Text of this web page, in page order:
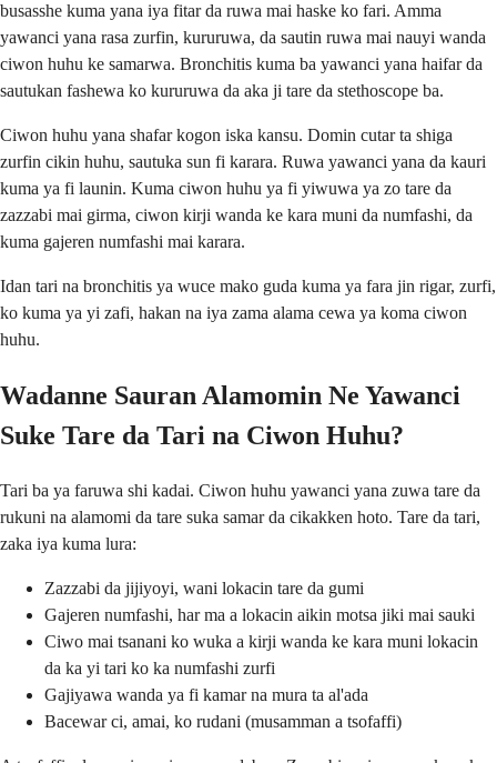
busasshe kuma yana iya fitar da ruwa mai haske ko fari. Amma
yawanci yana rasa zurfin, kururuwa, da sautin ruwa mai nauyi wanda
ciwon huhu ke samarwa. Bronchitis kuma ba yawanci yana haifar da
sautukan fashewa ko kururuwa da aka ji tare da stethoscope ba.
Ciwon huhu yana shafar kogon iska kansu. Domin cutar ta shiga
zurfin cikin huhu, sautuka sun fi karara. Ruwa yawanci yana da kauri
kuma ya fi launin. Kuma ciwon huhu ya fi yiwuwa ya zo tare da
zazzabi mai girma, ciwon kirji wanda ke kara muni da numfashi, da
kuma gajeren numfashi mai karara.
Idan tari na bronchitis ya wuce mako guda kuma ya fara jin rigar, zurfi,
ko kuma ya yi zafi, hakan na iya zama alama cewa ya koma ciwon
huhu.
Wadanne Sauran Alamomin Ne Yawanci
Suke Tare da Tari na Ciwon Huhu?
Tari ba ya faruwa shi kadai. Ciwon huhu yawanci yana zuwa tare da
rukuni na alamomi da tare suka samar da cikakken hoto. Tare da tari,
zaka iya kuma lura:
Zazzabi da jijiyoyi, wani lokacin tare da gumi
Gajeren numfashi, har ma a lokacin aikin motsa jiki mai sauki
Ciwo mai tsanani ko wuka a kirji wanda ke kara muni lokacin
da ka yi tari ko ka numfashi zurfi
Gajiyawa wanda ya fi kamar na mura ta al'ada
Bacewar ci, amai, ko rudani (musamman a tsofaffi)